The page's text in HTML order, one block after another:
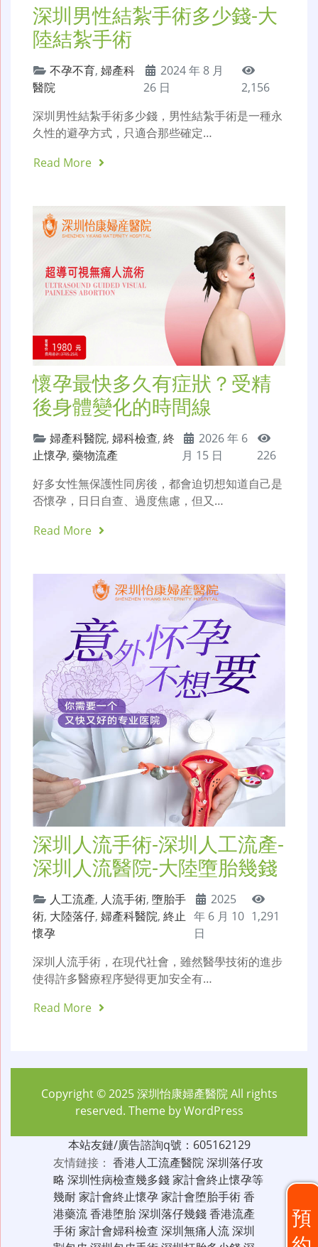
深圳男性結紮手術多少錢-大
陸結紮手術
不孕不育, 婦產科
醫院
2024 年 8 月
26 日
2,156
深圳男性結紮手術多少錢，男性結紮手術是一種永
久性的避孕方式，只適合那些確定…
Read More
懷孕最快多久有症狀？受精
後身體變化的時間線
婦產科醫院, 婦科檢查, 終
止懷孕, 藥物流產
2026 年 6
月 15 日
226
好多女性無保護性同房後，都會迫切想知道自己是
否懷孕，日日自查、過度焦慮，但又…
Read More
深圳人流手術-深圳人工流產-
深圳人流醫院-大陸墮胎幾錢
人工流產, 人流手術, 墮胎手
術, 大陸落仔, 婦產科醫院, 終止
懷孕
2025
年 6 月 10
日
1,291
深圳人流手術，在現代社會，雖然醫學技術的進步
使得許多醫療程序變得更加安全有…
Read More
預
Copyright © 2025深圳怡康婦產醫院All rights
reserved. Theme byWordPress
本站友鏈/廣告諮詢q號：605162129
友情鏈接： 香港人工流產醫院深圳落仔攻
略 深圳性病檢查幾多錢家計會終止懷孕等
幾耐家計會終止懷孕家計會堕胎手術香
港藥流香港堕胎深圳落仔幾錢香港流產
手術家計會婦科檢查 深圳無痛人流深圳